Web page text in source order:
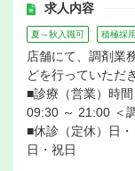
求人内容
夏～秋入職可 積極採
店舗にて、調剤業
どを行っていただ
■診療（営業）時
09:30 ～ 21:00 ＜
■休診（定休）日
日・祝日